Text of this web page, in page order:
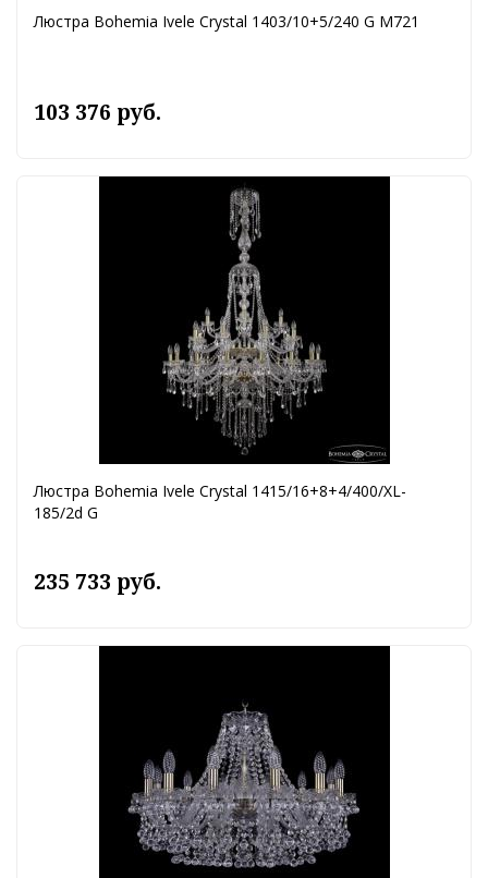
Люстра Bohemia Ivele Crystal 1403/10+5/240 G M721
103 376 руб.
Люстра Bohemia Ivele Crystal 1415/16+8+4/400/XL-
185/2d G
235 733 руб.